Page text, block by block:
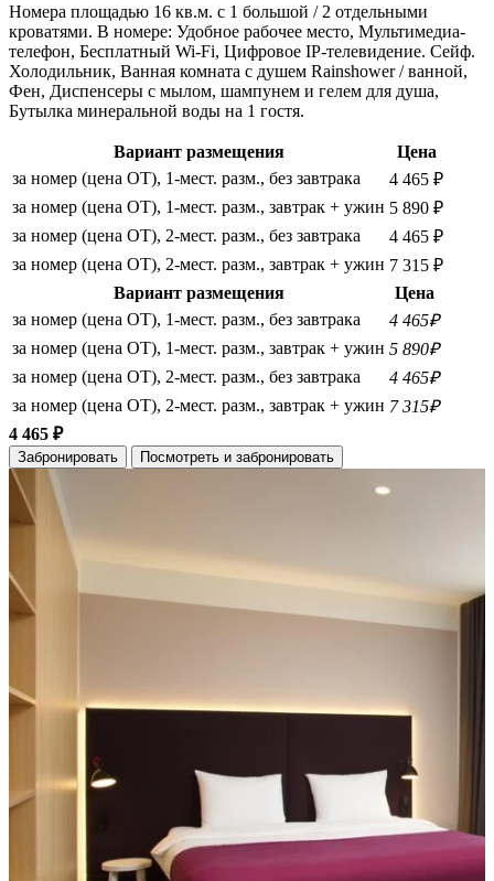
Номера площадью 16 кв.м. с 1 большой / 2 отдельными
кроватями. В номере: Удобное рабочее место, Мультимедиа-
телефон, Бесплатный Wi-Fi, Цифровое IP-телевидение. Сейф.
Холодильник, Ванная комната с душем Rainshower / ванной,
Фен, Диспенсеры с мылом, шампунем и гелем для душа,
Бутылка минеральной воды на 1 гостя.
Вариант размещения
Цена
за номер (цена ОТ), 1-мест. разм., без завтрака
4 465 ₽
за номер (цена ОТ), 1-мест. разм., завтрак + ужин 5 890 ₽
за номер (цена ОТ), 2-мест. разм., без завтрака
4 465 ₽
за номер (цена ОТ), 2-мест. разм., завтрак + ужин 7 315 ₽
Вариант размещения
Цена
за номер (цена ОТ), 1-мест. разм., без завтрака
4 465₽
за номер (цена ОТ), 1-мест. разм., завтрак + ужин 5 890₽
за номер (цена ОТ), 2-мест. разм., без завтрака
4 465₽
за номер (цена ОТ), 2-мест. разм., завтрак + ужин 7 315₽
4 465 ₽
Забронировать Посмотреть и забронировать